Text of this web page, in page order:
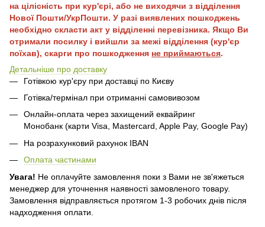
на цілісність при кур'єрі, або не виходячи з відділення
Нової Пошти/УкрПошти. У разі виявлених пошкоджень
необхідно скласти акт у відділенні перевізника. Якщо Ви
отримали посилку і вийшли за межі відділення (кур'єр
поїхав), скарги про пошкодження не приймаються.
Детальніше про доставку
Готівкою кур'єру при доставці по Києву
Готівка/термінал при отриманні самовивозом
Онлайн-оплата через захищений еквайринг
Монобанк (карти Visa, Mastercard, Apple Pay, Google Pay)
На розрахунковий рахунок IBAN
Оплата частинами
Увага! Не оплачуйте замовлення поки з Вами не зв'яжеться
менеджер для уточнення наявності замовленого товару.
Замовлення відправляється протягом 1-3 робочих днів після
надходження оплати.